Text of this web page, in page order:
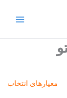
معیارهای انتخاب